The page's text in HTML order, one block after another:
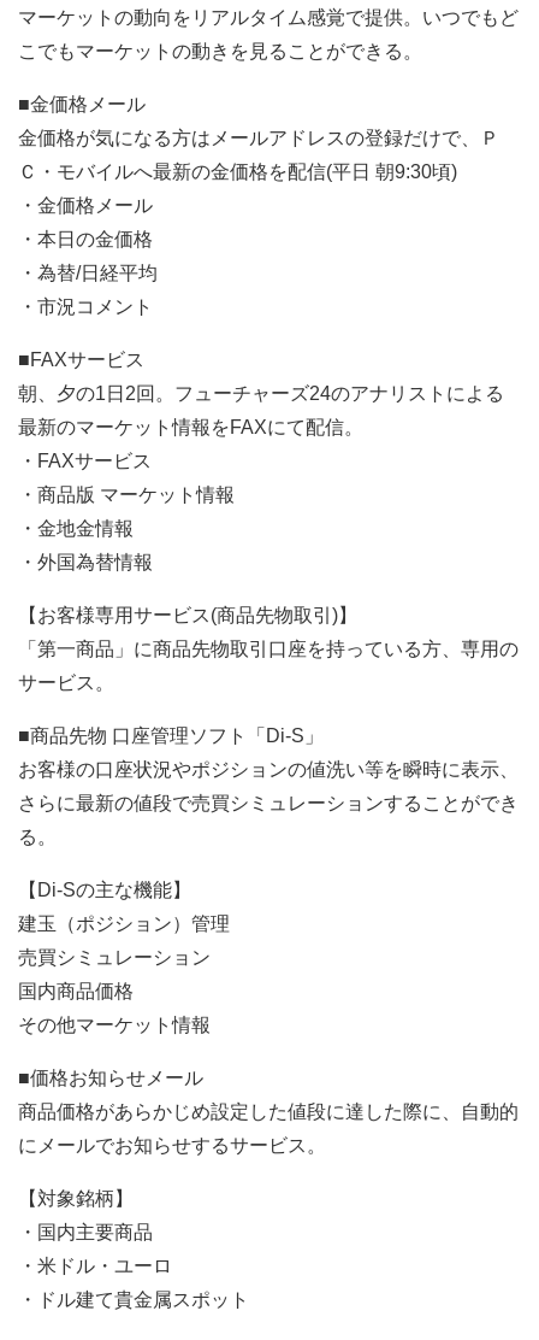
マーケットの動向をリアルタイム感覚で提供。いつでもど
こでもマーケットの動きを見ることができる。
■金価格メール
金価格が気になる方はメールアドレスの登録だけで、Ｐ
Ｃ・モバイルへ最新の金価格を配信(平日 朝9:30頃)
・金価格メール
・本日の金価格
・為替/日経平均
・市況コメント
■FAXサービス
朝、夕の1日2回。フューチャーズ24のアナリストによる
最新のマーケット情報をFAXにて配信。
・FAXサービス
・商品版 マーケット情報
・金地金情報
・外国為替情報
【お客様専用サービス(商品先物取引)】
「第一商品」に商品先物取引口座を持っている方、専用の
サービス。
■商品先物 口座管理ソフト「Di-S」
お客様の口座状況やポジションの値洗い等を瞬時に表示、
さらに最新の値段で売買シミュレーションすることができ
る。
【Di-Sの主な機能】
建玉（ポジション）管理
売買シミュレーション
国内商品価格
その他マーケット情報
■価格お知らせメール
商品価格があらかじめ設定した値段に達した際に、自動的
にメールでお知らせするサービス。
【対象銘柄】
・国内主要商品
・米ドル・ユーロ
・ドル建て貴金属スポット